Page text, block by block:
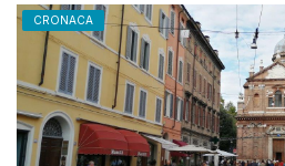
CRONACA